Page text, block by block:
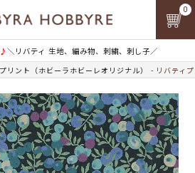
♪＼リバティ 生地、編み物、刺繍、刺し子／
0
リント（ホビーラホビーレオリジナル） リバティ